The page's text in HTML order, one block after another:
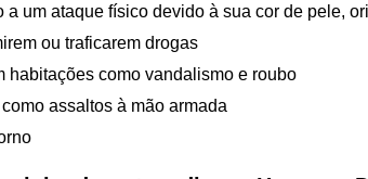
a um ataque físico devido à sua cor de pele,
ou traficarem drogas
habitações como vandalismo e roubo
assaltos à mão armada